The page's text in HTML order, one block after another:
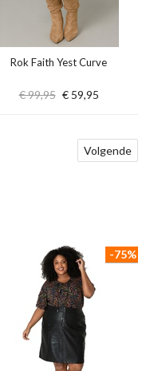
Rok Faith Yest Curve
€ 99,95 € 59,95
Volgende
-75%